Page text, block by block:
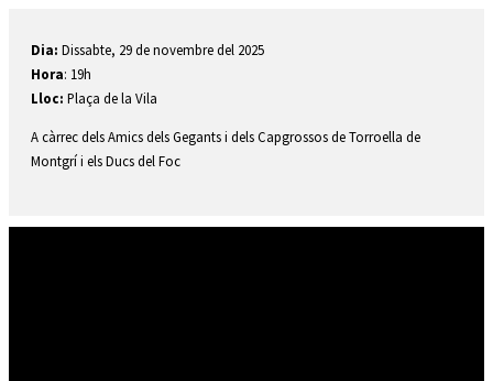
Dia: Dissabte, 29 de novembre del 2025
Hora: 19h
Lloc: Plaça de la Vila
A càrrec dels Amics dels Gegants i dels Capgrossos de Torroella de
Montgrí i els Ducs del Foc